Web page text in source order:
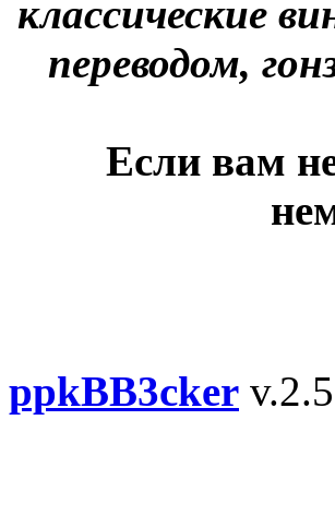
классические
переводом,
Если вам
ppkBB3cker